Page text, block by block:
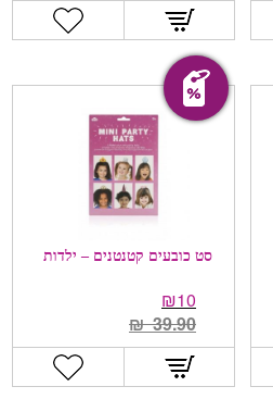
מבצע!
סט כובעים קטנטנים – ילדות
10
₪
39.90
₪